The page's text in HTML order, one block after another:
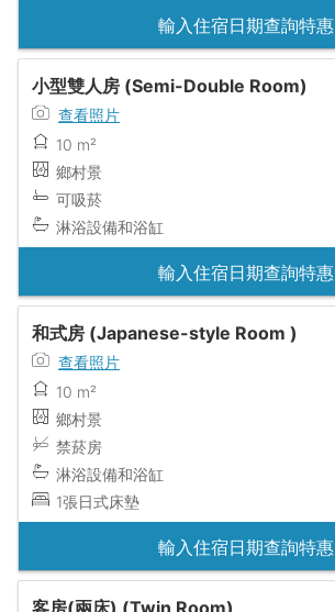
輸入住宿日期查詢特惠
小型雙人房 (Semi-Double Room)
查看照片
10 m²
鄉村景
可吸菸
淋浴設備和浴缸
輸入住宿日期查詢特惠
和式房 (Japanese-style Room )
查看照片
10 m²
鄉村景
禁菸房
淋浴設備和浴缸
1張日式床墊
輸入住宿日期查詢特惠